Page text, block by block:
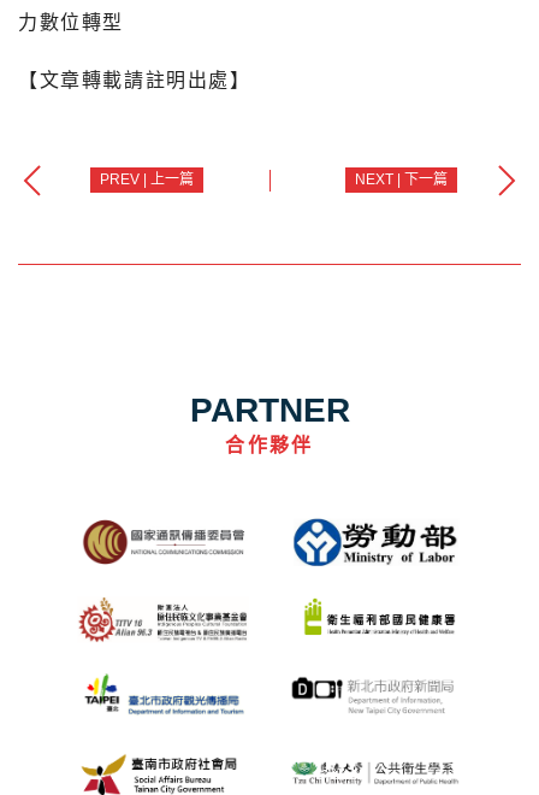
力數位轉型
【文章轉載請註明出處】
PREV | 上一篇 NEXT | 下一篇
PARTNER
合作夥伴